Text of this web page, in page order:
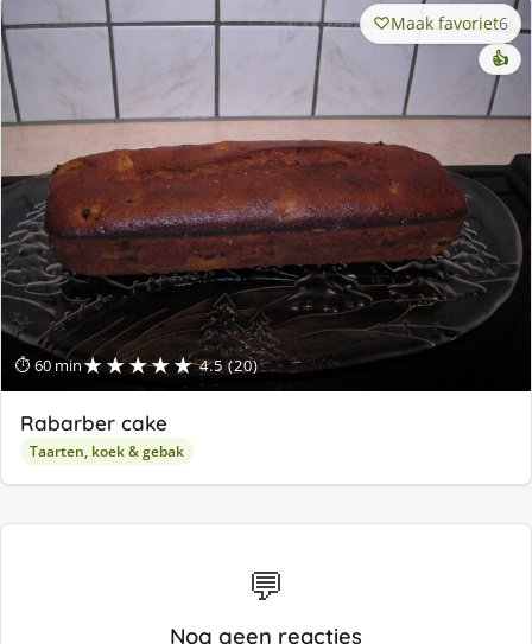
⏱ 60 min★★★★★ 4.5 (20)
Maak favoriet6
👍
Rabarber cake
Taarten, koek & gebak
💬
Nog geen reacties